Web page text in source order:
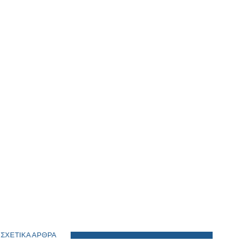
ΣΧΕΤΙΚΑ ΑΡΘΡΑ